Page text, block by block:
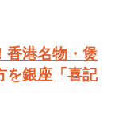
香港名物・煲
を銀座「喜記